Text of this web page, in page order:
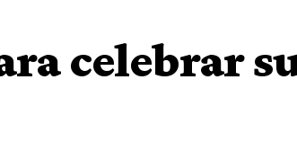
celebrar